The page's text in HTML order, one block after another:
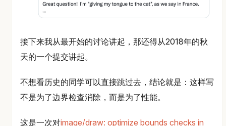
接下来我从最开始的讨论讲起，那还得从2018年的秋
天的一个提交讲起。
不想看历史的同学可以直接跳过去，结论就是：这样写
不是为了边界检查消除，而是为了性能。
这是一次对image/draw: optimize bounds checks in